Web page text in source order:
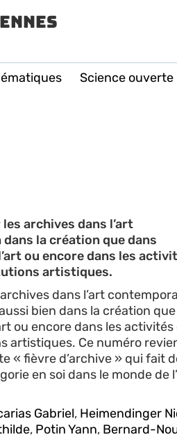
Science ouverte
archives dans l’art
la création que dans
ou encore dans les
artistiques.
dans l’art
bien dans la création
ou encore dans les activités
artistiques. Ce numéro
« fièvre d’archive » qui fait
en soi dans le monde de
Gabriel, Heimendinger
, Potin Yann, Bernard-